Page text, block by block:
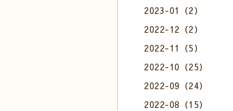
2023-01（2）
2022-12（2）
2022-11（5）
2022-10（25）
2022-09（24）
2022-08（15）